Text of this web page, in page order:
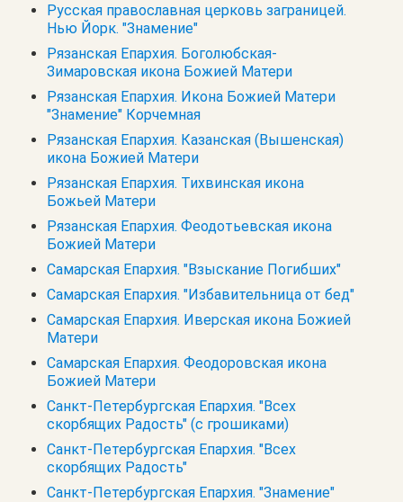
Русская православная церковь заграницей.
Нью Йорк. "Знамение"
Рязанская Епархия. Боголюбская-
Зимаровская икона Божией Матери
Рязанская Епархия. Икона Божией Матери
"Знамение" Корчемная
Рязанская Епархия. Казанская (Вышенская)
икона Божией Матери
Рязанская Епархия. Тихвинская икона
Божьей Матери
Рязанская Епархия. Феодотьевская икона
Божией Матери
Самарская Епархия. "Взыскание Погибших"
Самарская Епархия. "Избавительница от бед"
Самарская Епархия. Иверская икона Божией
Матери
Самарская Епархия. Феодоровская икона
Божией Матери
Санкт-Петербургская Епархия. "Всех
скорбящих Радость" (с грошиками)
Санкт-Петербургская Епархия. "Всех
скорбящих Радость"
Санкт-Петербургская Епархия. "Знамение"